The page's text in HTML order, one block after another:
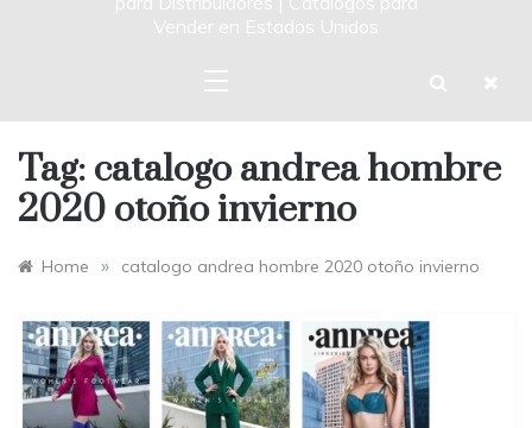
Vender en Estados Unidos
Tag: catalogo andrea hombre
2020 otoño invierno
Home » catalogo andrea hombre 2020 otoño invierno